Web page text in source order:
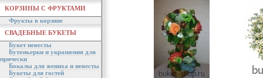
КОРЗИНЫ С ФРУКТАМИ
Фрукты в корзине
СВАДЕБНЫЕ БУКЕТЫ
Букет невесты
Бутоньерки и украшения для
прически
Бокалы для жениха и невесты
Букеты для гостей